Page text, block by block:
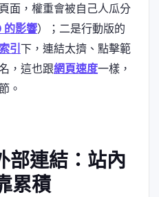
面，權重會被自己人瓜分
的影響）；二是行動版的
引 下，連結太擠、點擊範
，這也跟網頁速度一樣，
。
部連結：站內
累積